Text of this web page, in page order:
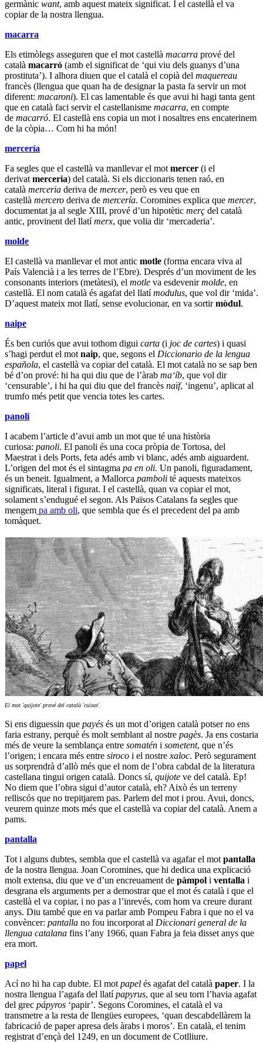
germànic want, amb aquest mateix significat. I el castellà el va
copiar de la nostra llengua.
macarra
Els etimòlegs asseguren que el mot castellà macarra prové del
català macarró (amb el significat de ‘qui viu dels guanys d’una
prostituta’). I alhora diuen que el català el copià del maquereau
francès (llengua que quan ha de designar la pasta fa servir un mot
diferent: macaroni). El cas lamentable és que avui hi hagi tanta gent
que en català faci servir el castellanisme macarra, en compte
de macarró. El castellà ens copia un mot i nosaltres ens encaterinem
de la còpia… Com hi ha món!
mercería
Fa segles que el castellà va manllevar el mot mercer (i el
derivat merceria) del català. Si els diccionaris tenen raó, en
català merceria deriva de mercer, però es veu que en
castellà mercero deriva de mercería. Coromines explica que mercer,
documentat ja al segle XIII, prové d’un hipotètic merç del català
antic, provinent del llatímerx, que volia dir ‘mercaderia’.
molde
El castellà va manllevar el mot antic motle (forma encara viva al
País Valencià i a les terres de l’Ebre). Després d’un moviment de les
consonants interiors (metàtesi), el motle va esdevenirmolde, en
castellà. El nom català és agafat del llatímodulus, que vol dir ‘mida’.
D’aquest mateix mot llatí, sense evolucionar, en va sortirmòdul.
naipe
És ben curiós que avui tothom digui carta (i joc de cartes) i quasi
s’hagi perdut el mot naip, que, segons el Diccionario de la lengua
española, el castellà va copiar del català. El mot català no se sap ben
bé d’on prové: hi ha qui diu que de l’àrab ma‘íb, que vol dir
‘censurable’, i hi ha qui diu que del francès naïf, ‘ingenu’, aplicat al
trumfo més petit que vencia totes les cartes.
panoli
I acabem l’article d’avui amb un mot que té una història
curiosa: panoli. El panoli és una coca pròpia de Tortosa, del
Maestrat i dels Ports, feta adés amb vi blanc, adés amb aiguardent.
L’origen del mot és el sintagma pa en oli. Un panoli, figuradament,
és un beneit. Igualment, a Mallorca pamboli té aquests mateixos
significats, literal i figurat. I el castellà, quan va copiar el mot,
solament s’endugué el segon. Als Països Catalans fa segles que
mengem pa amb oli, que sembla que és el precedent del pa amb
tomàquet.
El mot 'quijote' prové del català 'cuixot'.
Si ens diguessin que payés és un mot d’origen català potser no ens
faria estrany, perquè és molt semblant al nostre pagès. Ja ens costaria
més de veure la semblança entre somatén i sometent, que n’és
l’origen; i encara més entre siroco i el nostre xaloc. Però segurament
us sorprendrà d’allò més que el nom de l’obra cabdal de la literatura
castellana tingui origen català. Doncs sí, quijote ve del català. Ep!
No diem que l’obra sigui d’autor català, eh? Això és un terreny
relliscós que no trepitjarem pas. Parlem del mot i prou. Avui, doncs,
veurem quinze mots més que el castellà va copiar del català. Anem a
pams.
pantalla
Tot i alguns dubtes, sembla que el castellà va agafar el mot pantalla
de la nostra llengua. Joan Coromines, que hi dedica una explicació
molt extensa, diu que ve d’un encreuament de pàmpol i ventalla i
desgrana els arguments per a demostrar que el mot és català i que el
castellà el va copiar, i no pas a l’inrevés, com hom va creure durant
anys. Diu també que en va parlar amb Pompeu Fabra i que no el va
convèncer: pantalla no fou incorporat al Diccionari general de la
llengua catalana fins l’any 1966, quan Fabra ja feia disset anys que
era mort.
papel
Ací no hi ha cap dubte. El mot papel és agafat del català paper. I la
nostra llengua l’agafa del llatípapyrus, que al seu torn l’havia agafat
del grec pápyros ‘papir’. Segons Coromines, el català el va
transmetre a la resta de llengües europees, ‘quan descabdellàrem la
fabricació de paper apresa dels àrabs i moros’. En català, el tenim
registrat d’ençà del 1249, en un document de Cotlliure.